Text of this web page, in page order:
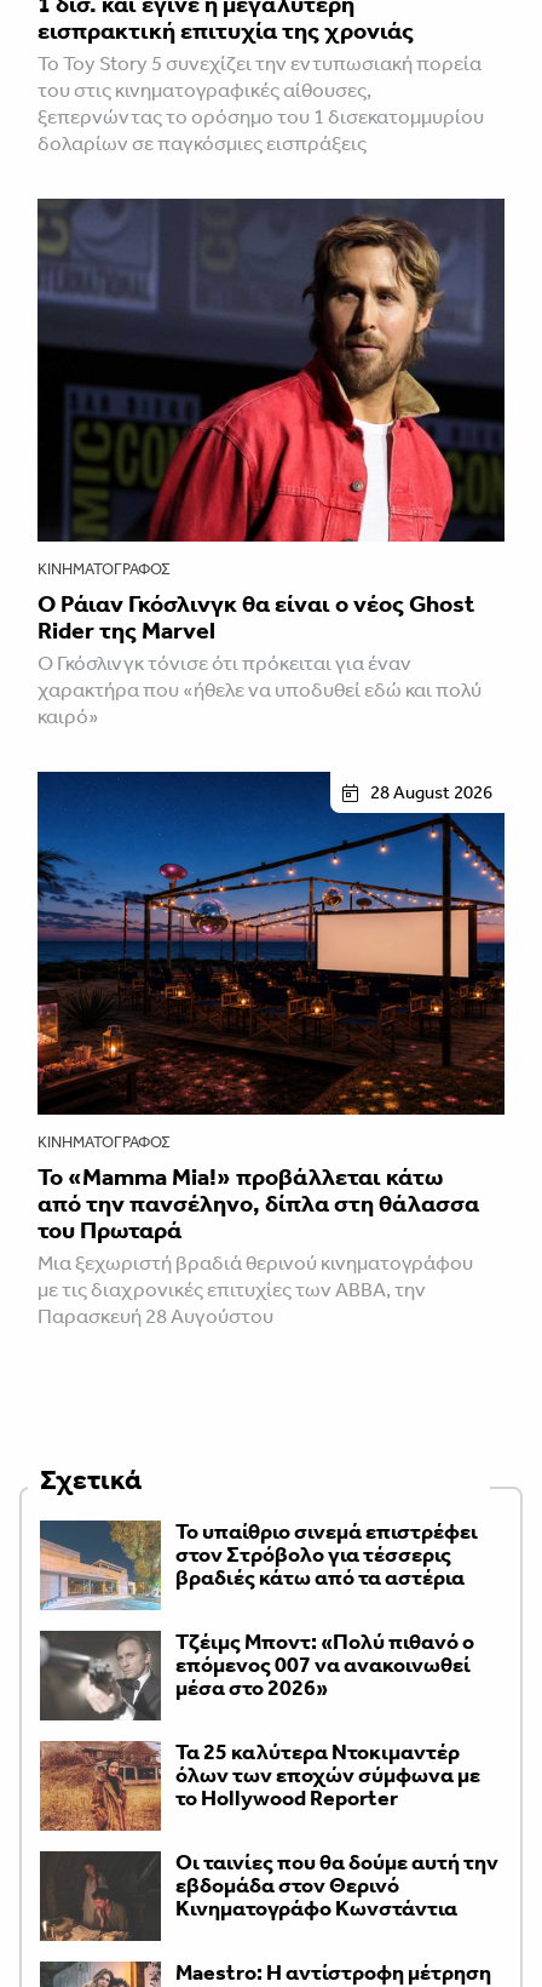
εισπρακτική επιτυχία της χρονιάς
Το Toy Story 5 συνεχίζει την εντυπωσιακή πορεία
του στις κινηματογραφικές αίθουσες,
ξεπερνώντας το ορόσημο του 1 δισεκατομμυρίου
δολαρίων σε παγκόσμιες εισπράξεις
ΚΙΝΗΜΑΤΟΓΡΆΦΟΣ
Ο Ράιαν Γκόσλινγκ θα είναι ο νέος Ghost
Rider της Marvel
Ο Γκόσλινγκ τόνισε ότι πρόκειται για έναν
χαρακτήρα που «ήθελε να υποδυθεί εδώ και πολύ
καιρό»
28 August 2026
ΚΙΝΗΜΑΤΟΓΡΆΦΟΣ
Το «Mamma Mia!» προβάλλεται κάτω
από την πανσέληνο, δίπλα στη θάλασσα
του Πρωταρά
Μια ξεχωριστή βραδιά θερινού κινηματογράφου
με τις διαχρονικές επιτυχίες των ABBA, την
Παρασκευή 28 Αυγούστου
Σχετικά
Το υπαίθριο σινεμά επιστρέφει
στον Στρόβολο για τέσσερις
βραδιές κάτω από τα αστέρια
Τζέιμς Μποντ: «Πολύ πιθανό ο
επόμενος 007 να ανακοινωθεί
μέσα στο 2026»
Τα 25 καλύτερα Ντοκιμαντέρ
όλων των εποχών σύμφωνα με
το Hollywood Reporter
Οι ταινίες που θα δούμε αυτή την
εβδομάδα στον Θερινό
Κινηματογράφο Κωνστάντια
Maestro: Η αντίστροφη μέτρηση